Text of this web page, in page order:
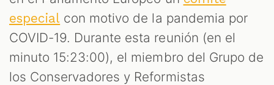
especial con motivo de la pandemia por
COVID-19. Durante esta reunión (en el
minuto 15:23:00), el miembro del Grupo de
los Conservadores y Reformistas